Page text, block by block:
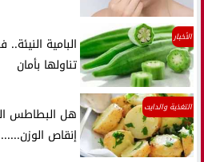
الأخبار
البامية
تناولها بأمان
التغذية والدايت
هل البطاطس
إنقاص الوزن......